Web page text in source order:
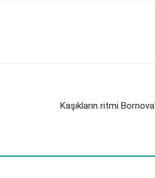
Kaşıkların ritmi